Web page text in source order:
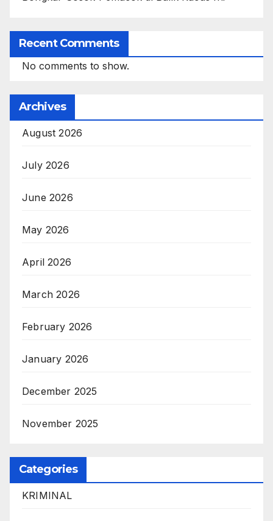
Recent Comments
No comments to show.
Archives
August 2026
July 2026
June 2026
May 2026
April 2026
March 2026
February 2026
January 2026
December 2025
November 2025
Categories
KRIMINAL